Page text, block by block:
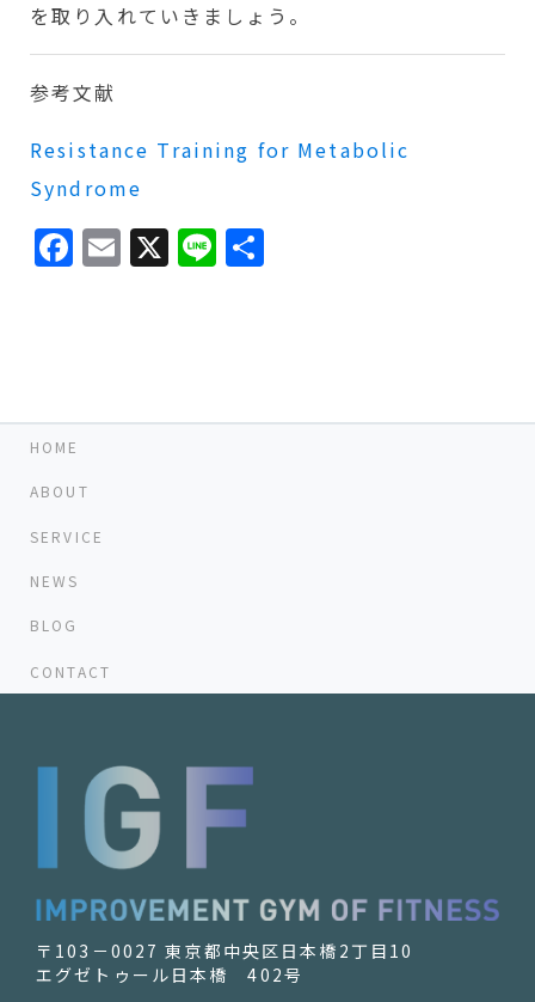
を取り入れていきましょう。
参考文献
Resistance Training for Metabolic
Syndrome
Facebook
Email
X Line
HOME
ABOUT
SERVICE
NEWS
BLOG
CONTACT
〒103－0027 東京都中央区日本橋2丁目10
エグゼトゥール日本橋 402号